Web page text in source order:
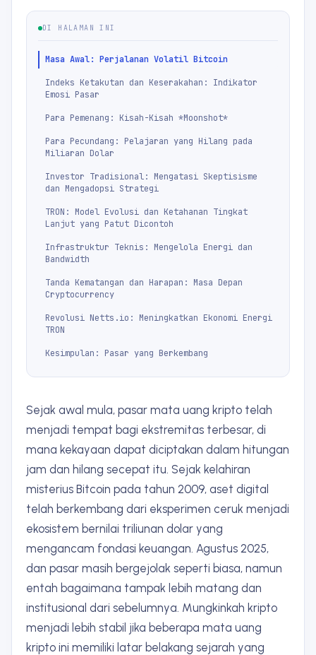
Sejak awal mula, pasar mata uang kripto telah
menjadi tempat bagi ekstremitas terbesar, di
mana kekayaan dapat diciptakan dalam hitungan
jam dan hilang secepat itu. Sejak kelahiran
misterius Bitcoin pada tahun 2009, aset digital
telah berkembang dari eksperimen ceruk menjadi
ekosistem bernilai triliunan dolar yang
mengancam fondasi keuangan. Agustus 2025,
dan pasar masih bergejolak seperti biasa, namun
entah bagaimana tampak lebih matang dan
institusional dari sebelumnya. Mungkinkah kripto
menjadi lebih stabil jika beberapa mata uang
kripto ini memiliki latar belakang sejarah yang
DI HALAMAN INI
Masa Awal: Perjalanan Volatil Bitcoin
Indeks Ketakutan dan Keserakahan: Indikator
Emosi Pasar
Para Pemenang: Kisah-Kisah *Moonshot*
Para Pecundang: Pelajaran yang Hilang pada
Miliaran Dolar
Investor Tradisional: Mengatasi Skeptisisme
dan Mengadopsi Strategi
TRON: Model Evolusi dan Ketahanan Tingkat
Lanjut yang Patut Dicontoh
Infrastruktur Teknis: Mengelola Energi dan
Bandwidth
Tanda Kematangan dan Harapan: Masa Depan
Cryptocurrency
Revolusi Netts.io: Meningkatkan Ekonomi Energi
TRON
Kesimpulan: Pasar yang Berkembang